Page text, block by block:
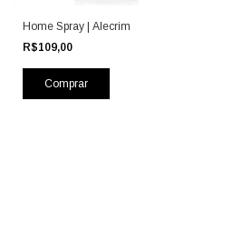
Home Spray | Alecrim
R$109,00